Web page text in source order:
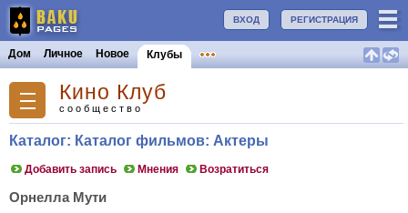
РЕГИСТРАЦИЯ
ВХОД
Дом Личное Новое Клубы
Кино Клуб
сообщество
Каталог: Каталог фильмов: Актеры
Добавить запись Мнения Возратиться
Орнелла Мути